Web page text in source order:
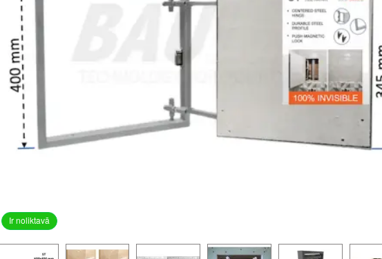
-25 %
Revīzijas lūka zem flīzes BAULuke ST20x30
PUSH
-
Revīzijas lūka zem flīzes BAULuke ST20x40
Ir noliktavā